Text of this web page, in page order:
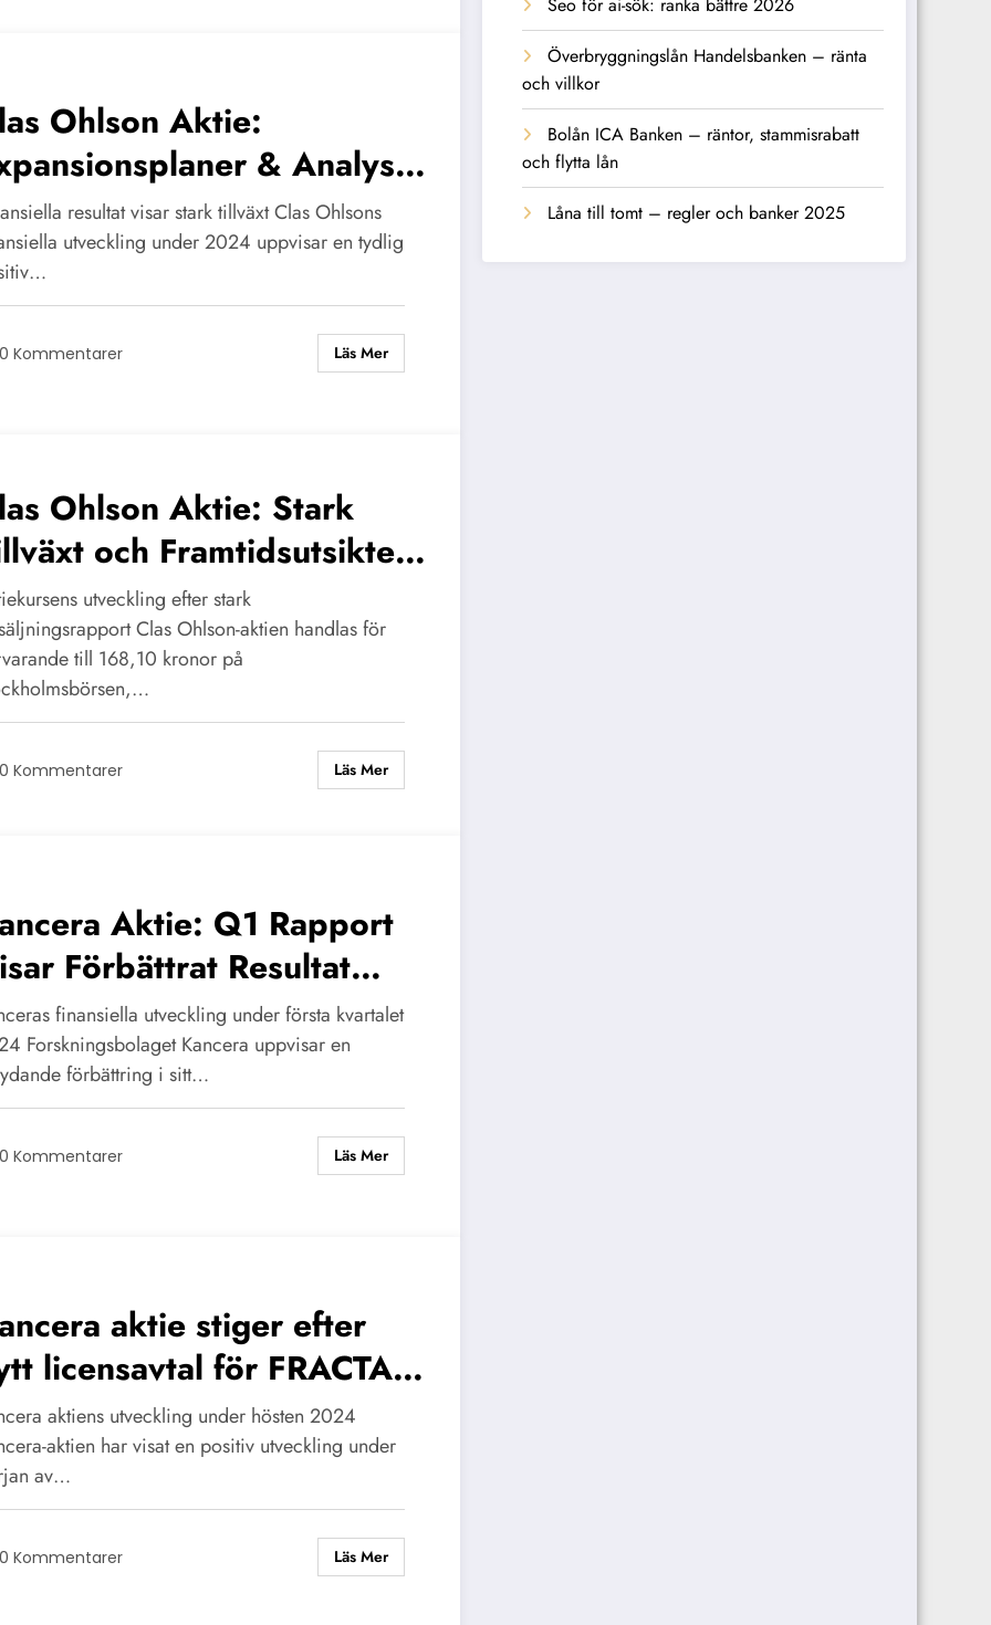
Ohlson Aktie:
& Analys
resultat visar stark tillväxt Clas Ohlsons
utveckling under 2024 uppvisar en tydlig
0 Kommentarer Läs Mer
Ohlson Aktie: Stark
och Framtidsutsikter
utveckling efter stark
Clas Ohlson-aktien handlas för
till 168,10 kronor på
0 Kommentarer Läs Mer
Aktie: Q1 Rapport
Förbättrat Resultat
finansiella utveckling under första kvartalet
Forskningsbolaget Kancera uppvisar en
förbättring i sitt…
0 Kommentarer Läs Mer
aktie stiger efter
licensavtal för FRACTAL-
aktiens utveckling under hösten 2024
aktien har visat en positiv utveckling under
av…
0 Kommentarer Läs Mer
Seo för ai-sök: ranka bättre 2026
Överbryggningslån Handelsbanken – ränta
och villkor
Bolån ICA Banken – räntor, stammisrabatt
och flytta lån
Låna till tomt – regler och banker 2025